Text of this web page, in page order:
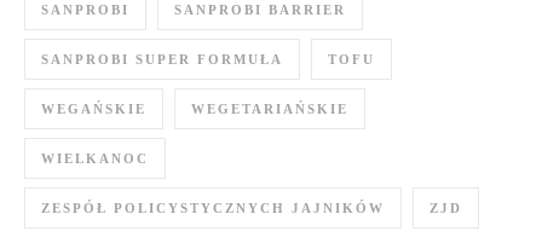
SANPROBI SANPROBI BARRIER
SANPROBI SUPER FORMUŁA TOFU
WEGAŃSKIE WEGETARIAŃSKIE
WIELKANOC
ZESPÓŁ POLICYSTYCZNYCH JAJNIKÓW ZJD